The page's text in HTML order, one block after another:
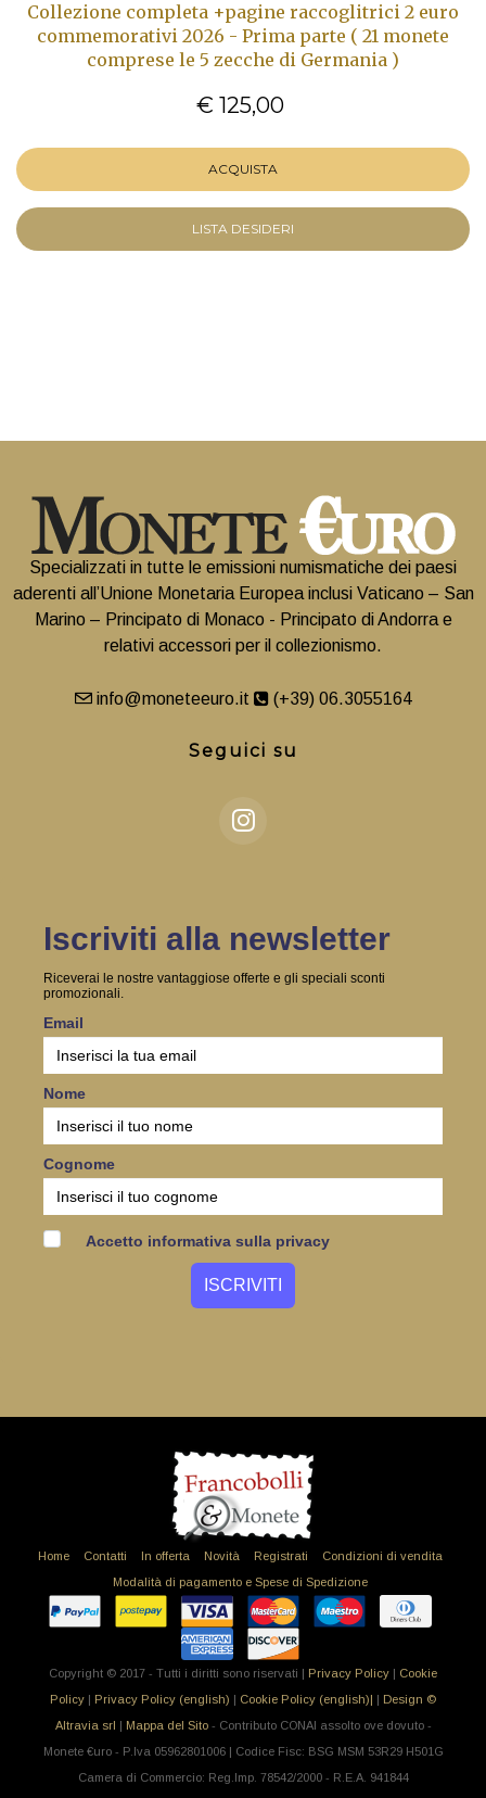
Collezione completa +pagine raccoglitrici 2 euro
commemorativi 2026 - Prima parte ( 21 monete
comprese le 5 zecche di Germania )
€ 125,00
ACQUISTA
LISTA DESIDERI
Specializzati in tutte le emissioni numismatiche dei paesi
aderenti all’Unione Monetaria Europea inclusi Vaticano – San
Marino – Principato di Monaco - Principato di Andorra e
relativi accessori per il collezionismo.
info@moneteeuro.it (+39) 06.3055164
Seguici su
Iscriviti alla newsletter
Riceverai le nostre vantaggiose offerte e gli speciali sconti
promozionali.
Email
Nome
Cognome
Accetto informativa sulla privacy
Home Contatti In offerta Novità Registrati
Condizioni di vendita
Modalità di pagamento e Spese di Spedizione
Copyright © 2017 - Tutti i diritti sono riservati | Privacy Policy
Cookie
Policy
Privacy Policy (english) Cookie Policy (english)|
Design ©
Altravia srl
Mappa del Sito- Contributo CONAI assolto ove dovuto -
Monete €uro - P.Iva 05962801006 | Codice Fisc: BSG MSM 53R29 H501G
Camera di Commercio: Reg.Imp. 78542/2000 - R.E.A. 941844